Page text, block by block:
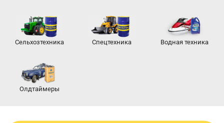
Сельхозтехника Спецтехника Водная техника
Олдтаймеры